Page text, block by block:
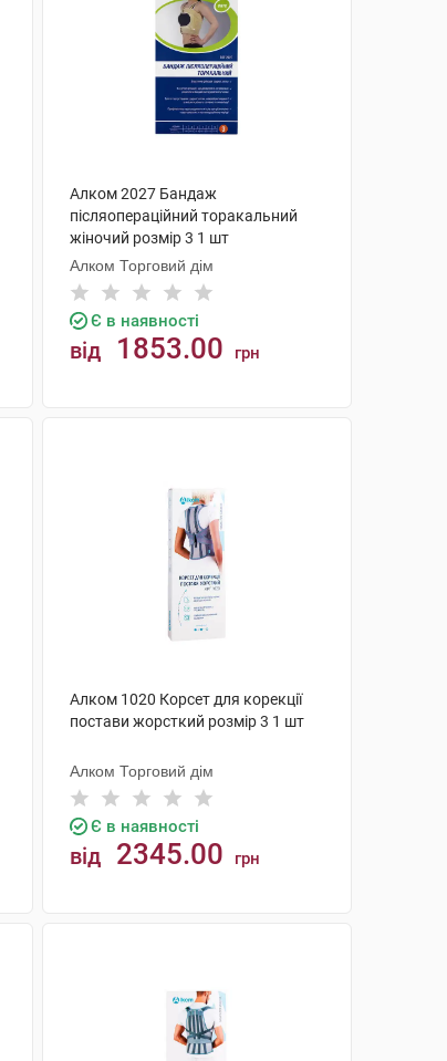
Алком 2027 Бандаж
післяопераційний торакальний
жіночий розмір 3 1 шт
Алком Торговий дім
Є в наявності
від 1853.00 грн
Алком 1020 Корсет для корекції
постави жорсткий розмір 3 1 шт
Алком Торговий дім
Є в наявності
від 2345.00 грн